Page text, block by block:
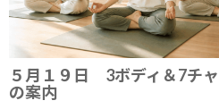
2022年12月
2022年11月
2022年10月
５月１９日 3ボディ＆7チ
の案内